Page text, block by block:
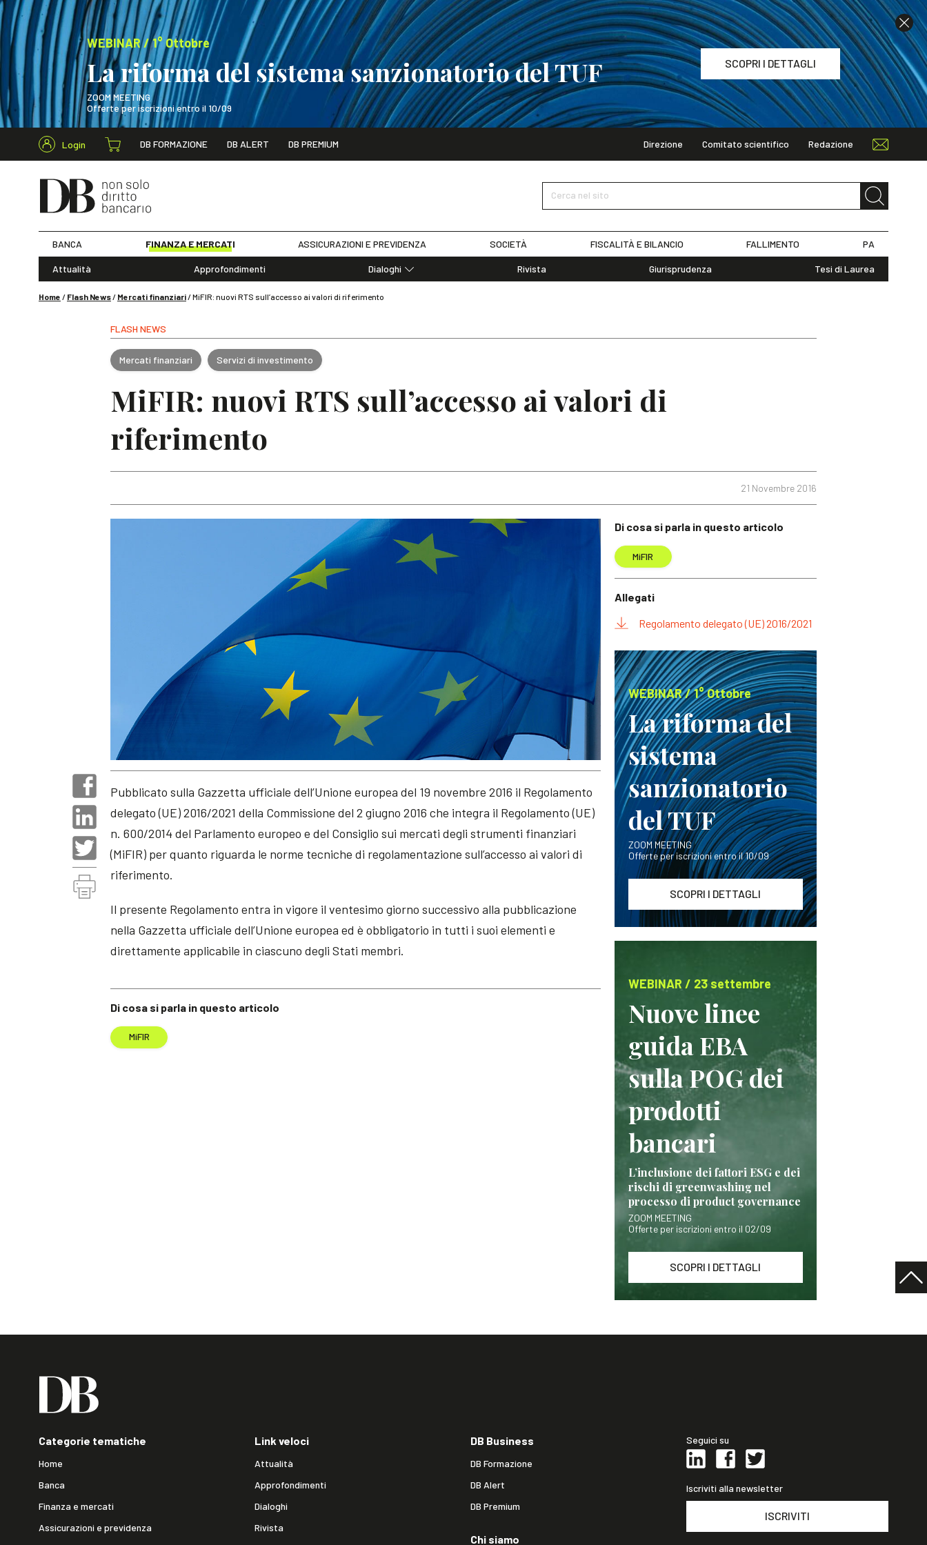
WEBINAR / 1° Ottobre
La riforma del sistema sanzionatorio del TUF
ZOOM MEETING
Offerte per iscrizioni entro il 10/09
SCOPRI I DETTAGLI
WEBINAR / 1° Ottobre
Login DB FORMAZIONE DB ALERT DB PREMIUM Direzione Comitato scientifico Redazione
Cerca nel sito
BANCA FINANZA E MERCATI ASSICURAZIONI E PREVIDENZA SOCIETÀ FISCALITÀ E BILANCIO FALLIMENTO PA
Attualità Approfondimenti
Dialoghi
Rivista Giurisprudenza Tesi di Laurea
Home / Flash News/ Mercati finanziari/MiFIR: nuovi RTS sull’accesso ai valori di riferimento
FLASH NEWS
Mercati finanziari Servizi di investimento
MiFIR: nuovi RTS sull’accesso ai valori di
riferimento
21 Novembre 2016
Di cosa si parla in questo articolo
MiFIR
Pubblicato sulla Gazzetta ufficiale dell’Unione europea del 19 novembre 2016 il Regolamento
delegato (UE) 2016/2021 della Commissione del 2 giugno 2016 che integra il Regolamento (UE)
n. 600/2014 del Parlamento europeo e del Consiglio sui mercati degli strumenti finanziari
(MiFIR) per quanto riguarda le norme tecniche di regolamentazione sull’accesso ai valori di
riferimento.
Il presente Regolamento entra in vigore il ventesimo giorno successivo alla pubblicazione
nella Gazzetta ufficiale dell’Unione europea ed è obbligatorio in tutti i suoi elementi e
direttamente applicabile in ciascuno degli Stati membri.
Di cosa si parla in questo articolo
MiFIR
Allegati
Regolamento delegato (UE) 2016/2021
WEBINAR / 1° Ottobre
La riforma del
sistema
sanzionatorio
del TUF
ZOOM MEETING
Offerte per iscrizioni entro il 10/09
SCOPRI I DETTAGLI
WEBINAR / 23 settembre
Nuove linee
guida EBA
sulla POG dei
prodotti
bancari
L’inclusione dei fattori ESG e dei
rischi di greenwashing nel
processo di product governance
ZOOM MEETING
Offerte per iscrizioni entro il 02/09
SCOPRI I DETTAGLI
Categorie tematiche
Home
Banca
Finanza e mercati
Assicurazioni e previdenza
Link veloci
Attualità
Approfondimenti
Dialoghi
Rivista
DB Business
DB Formazione
DB Alert
DB Premium
Chi siamo
Seguici su
Iscriviti alla newsletter
ISCRIVITI